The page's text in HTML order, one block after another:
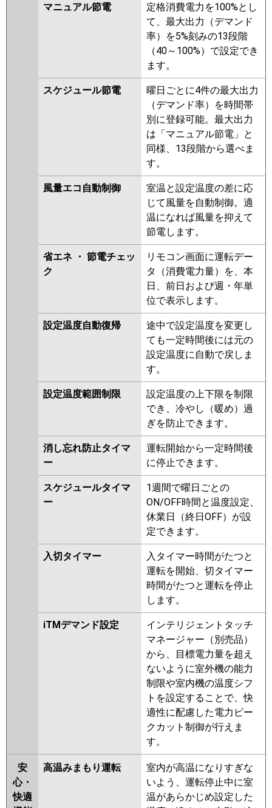
ERMP80SKL2 PKZ-ERMP80SKLZ
PKZ-ERMP80SKZ PKZ-
ERMP80SKLY
PKZ-ERMP80SKY
PKZ-ERMP80SKLV PKZ-
ERMP80SKV PKZ-ERMP80SKLR
PKZ-ERMP80SKR
RPK-GP80RSHJ6 RPK-
GP80RSHJ5 RPK-GP80RSHJ4
RPK-GP80RSHJ3 RPK-
GP80RSHJ2
三菱重工 FDKV805HKB5SA FDKV805HK5SA
FDKV805HK5S
PA-P80K7SHBX PA-P80K7SHB
PA-P80K7SH PA-P80K6SCB
P80K6SHB PA-P80K6SHA
マニュアル節電
定格消費電力を100%とし
て、最大出力（デマンド
率）を5%刻みの13段階
（40～100%）で設定でき
ます。
スケジュール節電
曜日ごとに4件の最大出力
（デマンド率）を時間帯
別に登録可能。最大出力
は「マニュアル節電」と
同様、13段階から選べま
す。
風量エコ自動制御
室温と設定温度の差に応
じて風量を自動制御。適
温になれば風量を抑えて
節電します。
省エネ ・ 節電チェッ
ク
リモコン画面に運転デー
タ（消費電力量）を、本
日、前日および週・年単
位で表示します。
設定温度自動復帰
途中で設定温度を変更し
ても一定時間後には元の
設定温度に自動で戻しま
す。
設定温度範囲制限
設定温度の上下限を制限
でき、冷やし（暖め）過
ぎを防止できます。
消し忘れ防止タイマ
ー
運転開始から一定時間後
に停止できます。
スケジュールタイマ
ー
1週間で曜日ごとの
ON/OFF時間と温度設定、
休業日（終日OFF）が設
定できます。
入切タイマー
入タイマー時間がたつと
運転を開始、切タイマー
時間がたつと運転を停止
します。
iTMデマンド設定
インテリジェントタッチ
マネージャー（別売品）
から、目標電力量を超え
ないように室外機の能力
制限や室内機の温度シフ
トを設定することで、快
適性に配慮した電力ピー
クカット制御が行えま
す。
安
心・
快適
高温みまもり運転
室内が高温になりすぎな
いよう、運転停止中に室
温があらかじめ設定した